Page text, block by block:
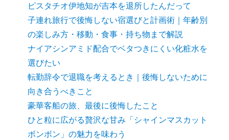
ピスタチオ伊地知が吉本を退所したんだって
子連れ旅行で後悔しない宿選びと計画術｜年齢別
の楽しみ方・移動・食事・持ち物まで解説
ナイアシンアミド配合でベタつきにくい化粧水を
選びたい
転勤辞令で退職を考えるとき｜後悔しないために
向き合うべきこと
豪華客船の旅、最後に後悔したこと
ひと粒に広がる贅沢な甘み「シャインマスカット
ボンボン」の魅力を味わう